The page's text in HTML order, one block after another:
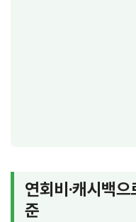
연회비·캐시백
준